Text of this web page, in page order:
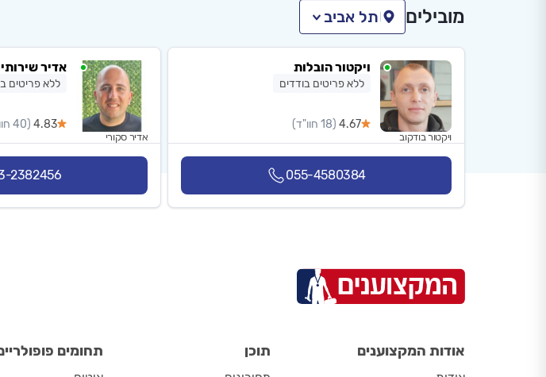
מובילים תל אביב
ויקטור הובלות
ללא פריטים בודדים
4.67 (18 חוו"ד)
ויקטור בודקוב
055-4580384
אדיר
ללא פריטים
4.83 (40 חוו"ד)
אדיר סקורי
2382456
אודות המקצוענים תוכן תחומים